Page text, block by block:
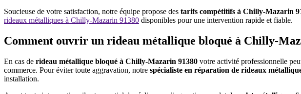
Soucieuse de votre satisfaction, notre équipe propose des tarifs compétitifs à Chilly-Mazarin
rideaux métalliques à Chilly-Mazarin 91380 disponibles pour une intervention rapide et fiable.
Comment ouvrir un rideau métallique bloqué à Chilly-
En cas de rideau métallique bloqué à Chilly-Mazarin 91380 votre activité professionnelle
commerce. Pour éviter toute aggravation, notre spécialiste en réparation de rideaux
installation.